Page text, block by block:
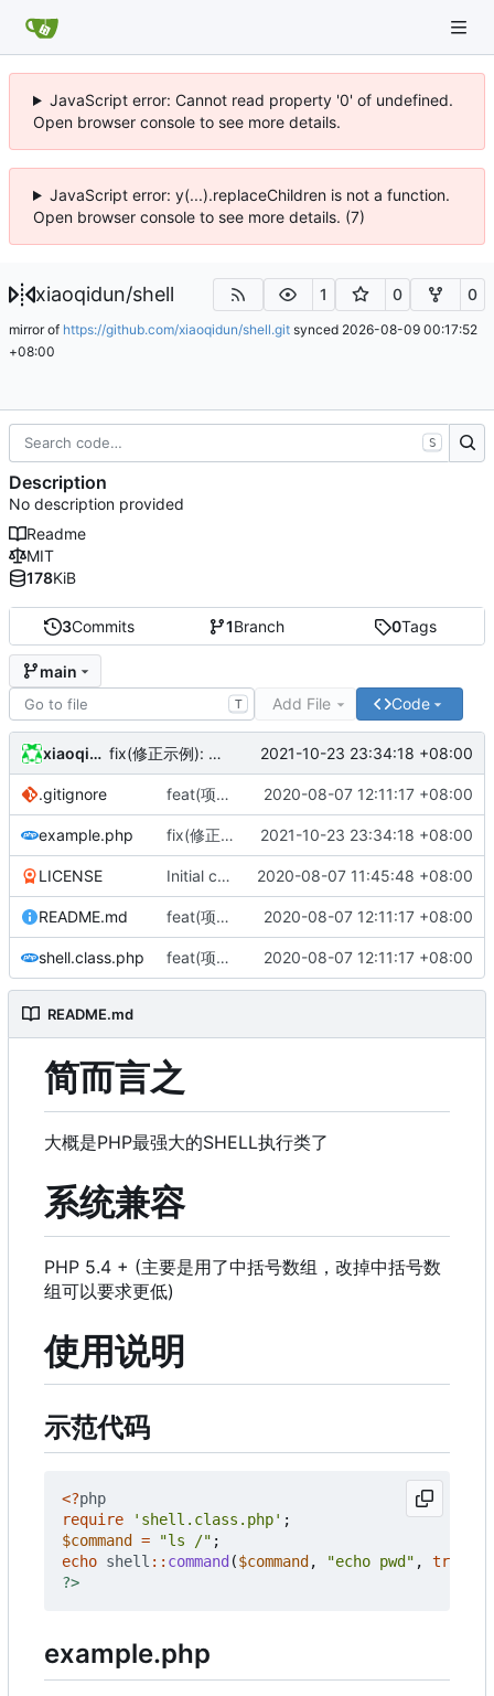
JavaScript error: Cannot read property '0' of undefined.
Open browser console to see more details.
JavaScript error: y(...).replaceChildren is not a function.
Open browser console to see more details. (7)
xiaoqidun/shell 1 0 0
mirror of https://github.com/xiaoqidun/shell.git synced 2026-08-09 00:17:52
+08:00
3Commits 1Branch 0Tags
main
T Add File Code
xiaoqidun fix(修正示例): 修正示例页脚 2021-10-23 23:34:18 +08:00
.gitignore feat(项目文件): 添加项目文件 2020-08-07 12:11:17 +08:00
example.php fix(修正示例): 修正示例页脚 2021-10-23 23:34:18 +08:00
LICENSE Initial commit 2020-08-07 11:45:48 +08:00
README.md feat(项目文件): 添加项目文件 2020-08-07 12:11:17 +08:00
shell.class.php feat(项目文件): 添加项目文件 2020-08-07 12:11:17 +08:00
README.md
简而言之
大概是PHP最强大的SHELL执行类了
系统兼容
PHP 5.4 + (主要是用了中括号数组，改掉中括号数
组可以要求更低)
使用说明
示范代码
<?php
require
'shell.class.php' ;
$command
= "ls /" ;
echo shell :: command ($command , "echo pwd" , true
?>
example.php
S
Description
No description provided
Readme
MIT
178KiB